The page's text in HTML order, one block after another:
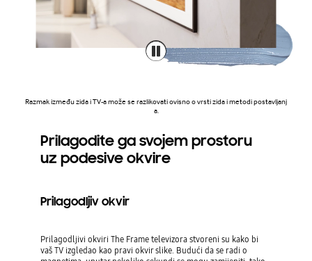
Razmak između zida i TV-a može se razlikovati ovisno o vrsti zida i metodi postavljanj
a.
Prilagodite ga svojem prostoru
uz podesive okvire
Prilagodljiv okvir
Prilagodljivi okviri The Frame televizora stvoreni su kako bi
vaš TV izgledao kao pravi okvir slike. Budući da se radi o